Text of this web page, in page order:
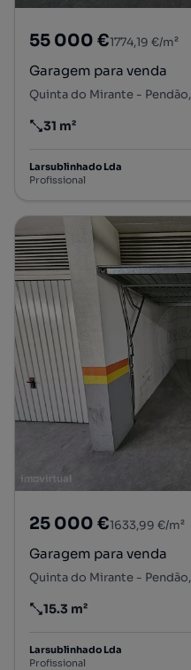
55 000 €1774,19 €/m²
Garagem para venda
Preço por metro quadrado
31 m²
Larsublinhado Lda
Profissional
25 000 €1633,99 €/m²
Garagem para venda
Preço por metro quadrado
15.3 m²
Larsublinhado Lda
Profissional